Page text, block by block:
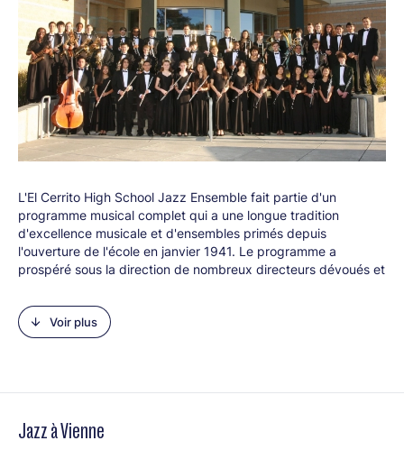
L'El Cerrito High School Jazz Ensemble fait partie d'un
programme musical complet qui a une longue tradition
d'excellence musicale et d'ensembles primés depuis
l'ouverture de l'école en janvier 1941. Le programme a
prospéré sous la direction de nombreux directeurs dévoués et
de l'ECHS a été largement reconnu dans les festivals de jazz
de la région de la baie de Californie et a remporté de
nombreux prix.
Keith Johnson (dir)
Voir plus
Jazz à Vienne